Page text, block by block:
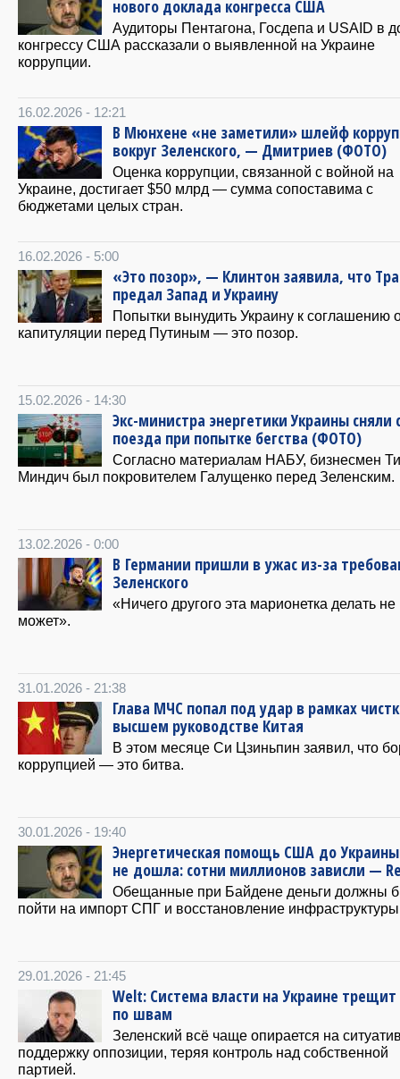
нового доклада конгресса США
Аудиторы Пентагона, Госдепа и USAID в
конгрессу США рассказали о выявленной на Украине
коррупции.
16.02.2026 - 12:21
В Мюнхене «не заметили» шлейф
вокруг Зеленского, — Дмитриев (ФОТО)
Оценка коррупции, связанной с войной на
Украине, достигает $50 млрд — сумма сопоставима с
бюджетами целых стран.
16.02.2026 - 5:00
«Это позор», — Клинтон заявила, что
предал Запад и Украину
Попытки вынудить Украину к соглашению
капитуляции перед Путиным — это позор.
15.02.2026 - 14:30
Экс-министра энергетики Украины сняли
поезда при попытке бегства (ФОТО)
Согласно материалам НАБУ, бизнесмен
Миндич был покровителем Галущенко перед Зеленским.
13.02.2026 - 0:00
В Германии пришли в ужас из-за
Зеленского
«Ничего другого эта марионетка делать не
может».
31.01.2026 - 21:38
Глава МЧС попал под удар в рамках
высшем руководстве Китая
В этом месяце Си Цзиньпин заявил, что
коррупцией — это битва.
30.01.2026 - 19:40
Энергетическая помощь США до Украины
не дошла: сотни миллионов зависли —
Обещанные при Байдене деньги должны
пойти на импорт СПГ и восстановление
29.01.2026 - 21:45
Welt: Система власти на Украине трещит
по швам
Зеленский всё чаще опирается на
поддержку оппозиции, теряя контроль над собственной
партией.